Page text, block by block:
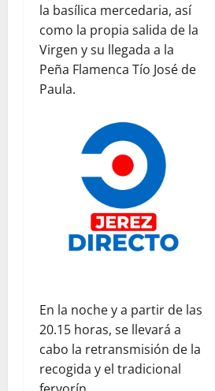
la basílica mercedaria, así
como la propia salida de la
Virgen y su llegada a la
Peña Flamenca Tío José de
Paula.
En la noche y a partir de las
20.15 horas, se llevará a
cabo la retransmisión de la
recogida y el tradicional